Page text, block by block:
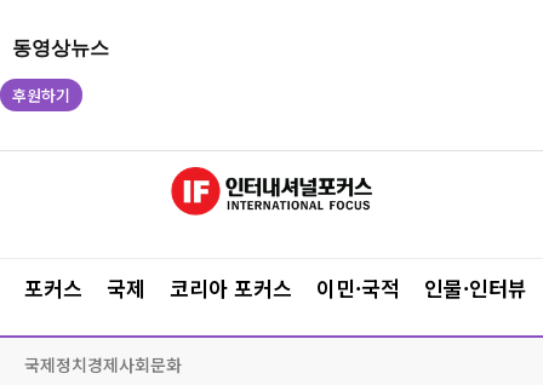
동영상뉴스
후원하기
포커스 국제 코리아 포커스 이민·국적 인물·인터뷰
국제정치경제사회문화